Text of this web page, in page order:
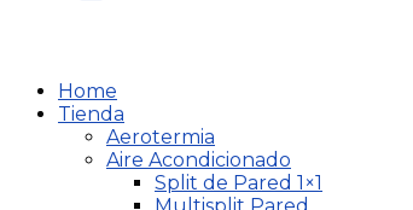
Home
Tienda
Aerotermia
Aire Acondicionado
Split de Pared 1×1